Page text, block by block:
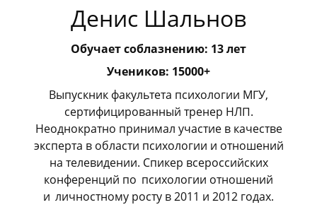
Денис Шальнов
Обучает соблазнению: 13 лет
Учеников: 15000+
Выпускник факультета психологии МГУ,
сертифицированный тренер НЛП.
Неоднократно принимал участие в качестве
эксперта в области психологии и отношений
на телевидении. Спикер всероссийских
конференций по психологии отношений
и личностному росту в 2011 и 2012 годах.